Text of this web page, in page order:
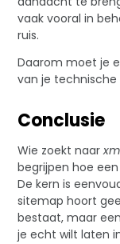
vaak vooral in
ruis.
Daarom moet je
van je technische
Conclusie
Wie zoekt naar
begrijpen hoe
De kern is
sitemap hoort
bestaat, maar
je echt wilt laten